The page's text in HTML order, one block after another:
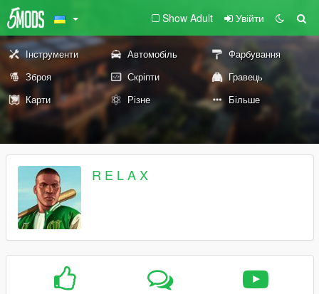
Show Adult Увійти
Інструменти Автомобіль
Фарбування
Зброя
Скріпти
Гравець
Карти
Різне Більше
R E L A X